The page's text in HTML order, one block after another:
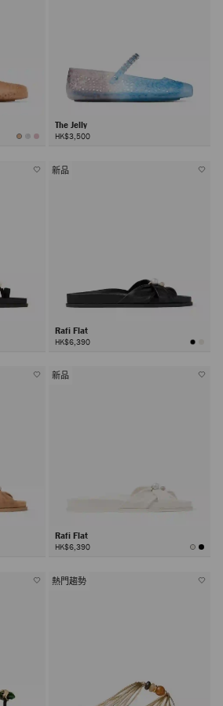
The Jelly
HK$3,500
新品
Rafi Flat
HK$6,390
新品
Rafi Flat
HK$6,390
熱門趨勢